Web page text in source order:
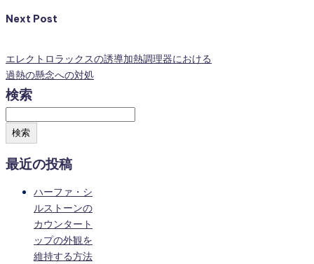
Next Post
エレクトロラックスの誘導加熱調理器における
過熱の懸念への対処
検索
検索
最近の投稿
ハーファ・シ
ルストーンの
カウンタート
ップの外観を
維持する方法